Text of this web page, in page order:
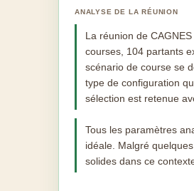
ANALYSE DE LA RÉUNION
La réunion de
courses, 104 partants
scénario de course se
type de configuration
sélection est retenue
Tous les paramètres
idéale. Malgré
solides dans ce